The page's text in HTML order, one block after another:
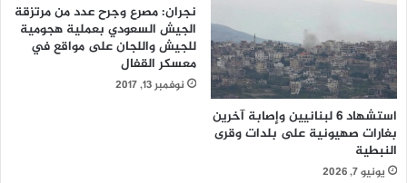
استشهاد 6 لبنانيين وإصابة آخرين
بغارات صهيونية على بلدات وقرى
النبطية
يونيو 7, 2026
نجران: مصرع وجرح عدد من مرتزقة
الجيش السعودي بعملية هجومية
للجيش واللجان على مواقع في
معسكر القفال
نوفمبر 13, 2017